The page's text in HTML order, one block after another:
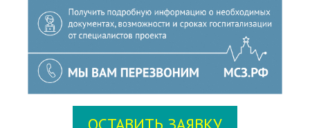
ОСТАВИТЬ ЗАЯВКУ